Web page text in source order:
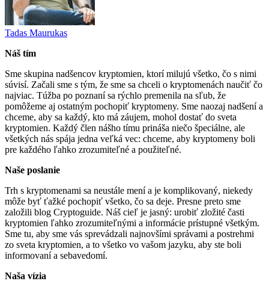
Tadas Maurukas
Náš tím
Sme skupina nadšencov kryptomien, ktorí milujú všetko, čo s nimi
súvisí. Začali sme s tým, že sme sa chceli o kryptomenách naučiť čo
najviac. Túžba po poznaní sa rýchlo premenila na sľub, že
pomôžeme aj ostatným pochopiť kryptomeny. Sme naozaj nadšení a
chceme, aby sa každý, kto má záujem, mohol dostať do sveta
kryptomien. Každý člen nášho tímu prináša niečo špeciálne, ale
všetkých nás spája jedna veľká vec: chceme, aby kryptomeny boli
pre každého ľahko zrozumiteľné a použiteľné.
Naše poslanie
Trh s kryptomenami sa neustále mení a je komplikovaný, niekedy
môže byť ťažké pochopiť všetko, čo sa deje. Presne preto sme
založili blog Cryptoguide. Náš cieľ je jasný: urobiť zložité časti
kryptomien ľahko zrozumiteľnými a informácie prístupné všetkým.
Sme tu, aby sme vás sprevádzali najnovšími správami a postrehmi
zo sveta kryptomien, a to všetko vo vašom jazyku, aby ste boli
informovaní a sebavedomí.
Naša vízia